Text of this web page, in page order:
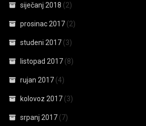
siječanj 2018 (2)
prosinac 2017 (2)
studeni 2017 (3)
listopad 2017 (8)
rujan 2017 (4)
kolovoz 2017 (3)
srpanj 2017 (7)